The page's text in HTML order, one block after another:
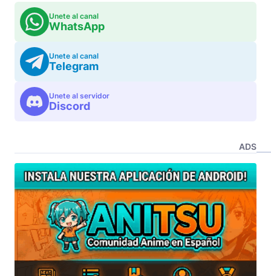
Unete al canal
WhatsApp
Unete al canal
Telegram
Unete al servidor
Discord
ADS